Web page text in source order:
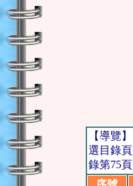
【導覽
選目錄
錄第75頁